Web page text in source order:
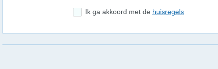
Ik ga akkoord met de huisregels